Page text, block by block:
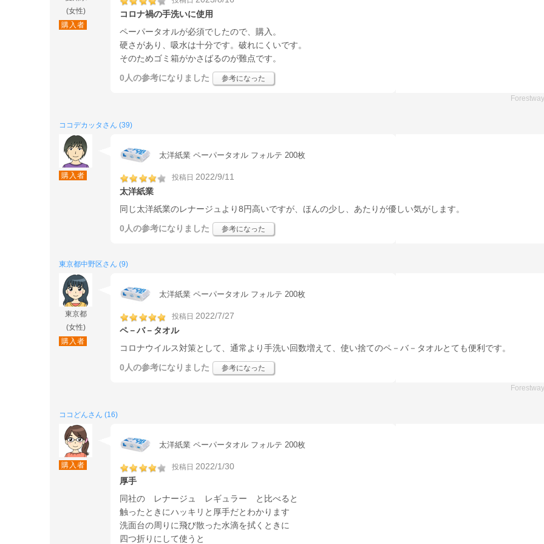
(女性)
購入者
コロナ禍の手洗いに使用
ペーパータオルが必須でしたので、購入。
硬さがあり、吸水は十分です。破れにくいです。
そのためゴミ箱がかさばるのが難点です。
0人の参考になりました 参考になった
Forestway
ココデカッタさん (39)
購入者
太洋紙業 ペーパータオル フォルテ 200枚
投稿日 2022/9/11
太洋紙業
同じ太洋紙業のレナージュより8円高いですが、ほんの少し、あたりが優しい気がします。
0人の参考になりました 参考になった
東京都中野区さん (9)
東京都
(女性)
購入者
太洋紙業 ペーパータオル フォルテ 200枚
投稿日 2022/7/27
ペ－バ－タオル
コロナウイルス対策として、通常より手洗い回数増えて、使い捨てのペ－バ－タオルとても便利です。
0人の参考になりました 参考になった
Forestway
ココどんさん (16)
購入者
太洋紙業 ペーパータオル フォルテ 200枚
投稿日 2022/1/30
厚手
同社の レナージュ レギュラー と比べると
触ったときにハッキリと厚手だとわかります
洗面台の周りに飛び散った水滴を拭くときに
四つ折りにして使うと